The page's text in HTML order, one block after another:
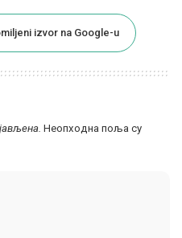
izvor na Google-u
Неопходна поља су